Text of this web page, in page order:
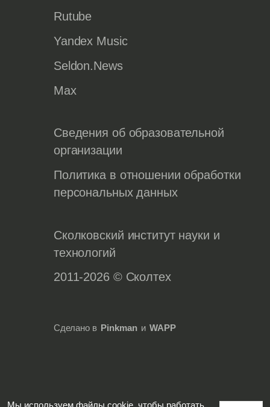
Rutube
Yandex Music
Seldon.News
Max
Сведения об образовательной
организации
Политика в отношении обработки
персональных данных
Сколковский институт науки и
технологий
2011-2026 © Сколтех
Сделано в Pinkman и WAPP